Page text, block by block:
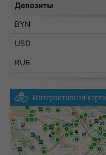
Депозиты
BYN
USD
RUB
Интерактивная карта